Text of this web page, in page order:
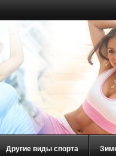
Другие виды спорта